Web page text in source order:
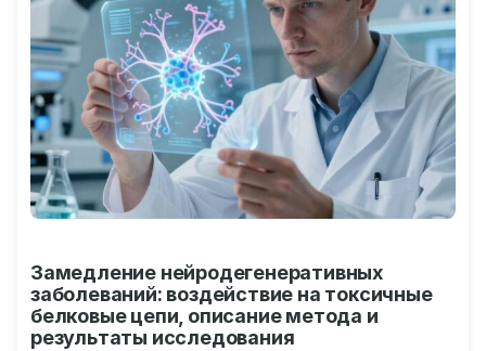
Замедление нейродегенеративных
заболеваний: воздействие на токсичные
белковые цепи, описание метода и
результаты исследования